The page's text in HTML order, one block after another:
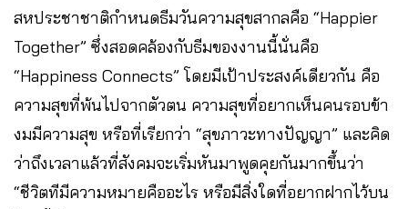
สหประชาชาติกำหนดธีมวันความสุขสากลคือ “Happier
Together” ซึ่งสอดคล้องกับธีมของงานนี้นั่นคือ
“Happiness Connects” โดยมีเป้าประสงค์เดียวกัน คือ
ความสุขที่พ้นไปจากตัวตน ความสุขที่อยากเห็นคนรอบข้า
งมมีความสุข หรือที่เรียกว่า “สุขภาวะทางปัญญา” และคิด
ว่าถึงเวลาแล้วที่สังคมจะเริ่มหันมาพูดคุยกันมากขึ้นว่า
“ชีวิตทีมีความหมายคืออะไร หรือมีสิ่งใดที่อยากฝากไว้บน